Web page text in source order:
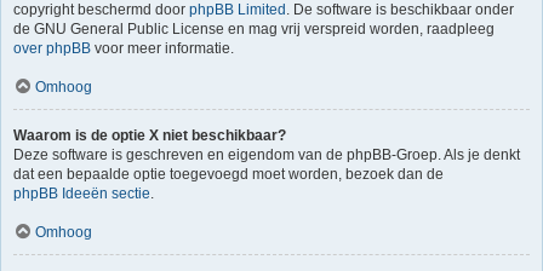
copyright beschermd door phpBB Limited . De software is beschikbaar onder
de GNU General Public License en mag vrij verspreid worden, raadpleeg
over phpBB voor meer informatie.
Omhoog
Waarom is de optie X niet beschikbaar?
Deze software is geschreven en eigendom van de phpBB-Groep. Als je denkt
dat een bepaalde optie toegevoegd moet worden, bezoek dan de
phpBB Ideeën sectie.
Omhoog